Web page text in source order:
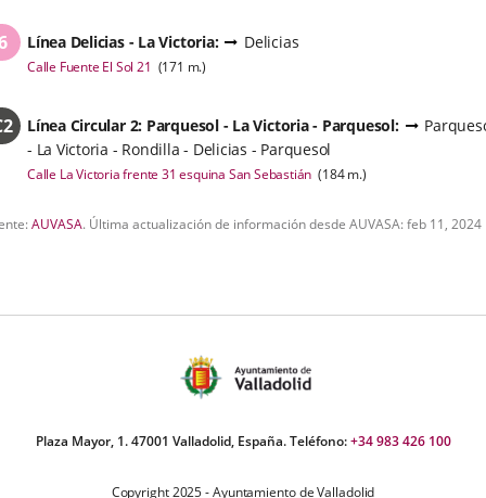
externa.
Línea Delicias - La Victoria: Delicias
Calle Fuente El Sol 21 Enlace
externa.
(171 m.)
Línea Circular 2: Parquesol - La Victoria - Parquesol:
- La Victoria - Rondilla - Delicias - Parquesol
Calle La Victoria frente 31 esquina San SebastiánEnlace
aplicación
externa.
(184 m.)
AUVASA. Última actualización de información desde AUVASA:feb 11, 2024
Plaza Mayor, 1. 47001 Valladolid, España. Teléfono:+34 983 426 100
Copyright 2025 - Ayuntamiento de Valladolid